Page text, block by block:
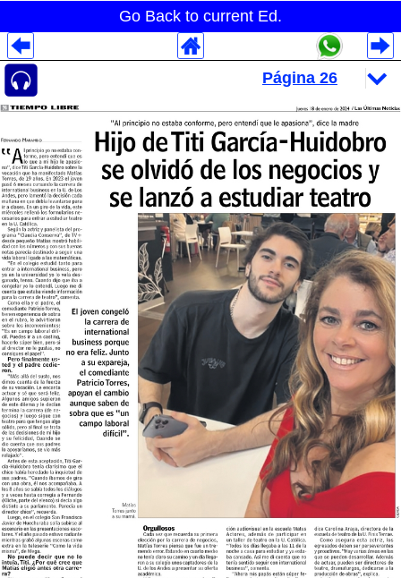
Go Back to current Ed.
Despliegues Analytics
Despliegues Totales
Despliegues por Rubros